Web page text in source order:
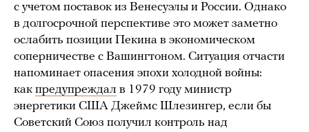
с учетом поставок из Венесуэлы и России. Однако
в долгосрочной перспективе это может заметно
ослабить позиции Пекина в экономическом
соперничестве с Вашингтоном. Ситуация отчасти
напоминает опасения эпохи холодной войны:
как предупреждал в 1979 году министр
энергетики США Джеймс Шлезингер, если бы
Советский Союз получил контроль над